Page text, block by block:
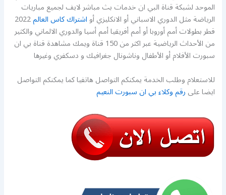
الموحد لشبكة قناة البي ان خدمات بث مباشر لايف لجميع مباريات
الرياضة مثل الدوري الاسباني أو الانكليزي أواشتراك كاس العالم2022
قطر بطولات أمم أوروبا أو أمم أفريقيا أمم أسيا والدوري الالماني والكثير
من الأحداث الرياضية عبر اكثر من 150 قناة ويمك مشاهدة قناة بي ان
سبورت الأفلام أو الأطفال وناشونال جغرافيك و دسكفري وغيرها
للاستعلام وطلب الخدمة يمكنكم التواصل هاتفيا كما يمكنكم التواصل
ايضا علىرقم وكلاء بي ان سبورت النعيم